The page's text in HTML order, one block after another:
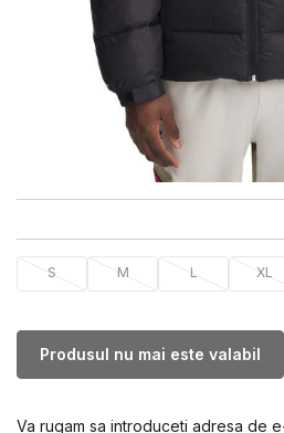
S M L XL
Produsul nu mai este valabil
Va rugam sa introduceti adresa de